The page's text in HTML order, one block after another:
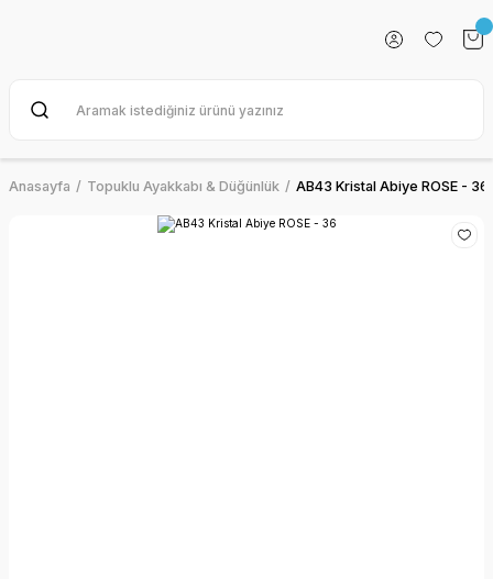
Anasayfa Topuklu Ayakkabı & Düğünlük AB43 Kristal Abiye ROSE - 36